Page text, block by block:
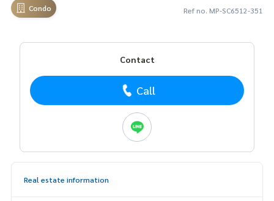
Condo Ref no. MP-SC6512-351
Contact
Call
Real estate information